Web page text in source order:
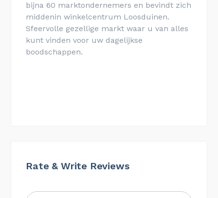
bijna 60 marktondernemers en bevindt zich
middenin winkelcentrum Loosduinen.
Sfeervolle gezellige markt waar u van alles
kunt vinden voor uw dagelijkse
boodschappen.
Rate & Write Reviews